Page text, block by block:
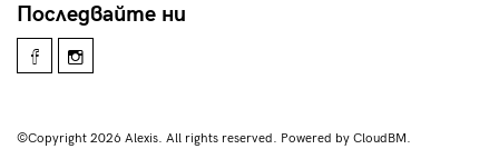
Последвайте ни
©Copyright 2026 Alexis. All rights reserved. Powered by CloudBM.